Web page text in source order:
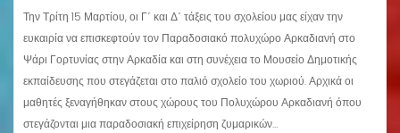
Την Τρίτη 15 Μαρτίου, οι Γ΄ και Δ΄ τάξεις του σχολείου μας είχαν την
ευκαιρία να επισκεφτούν τον Παραδοσιακό πολυχώρο Αρκαδιανή στο
Ψάρι Γορτυνίας στην Αρκαδία και στη συνέχεια το Μουσείο Δημοτικής
εκπαίδευσης που στεγάζεται στο παλιό σχολείο του χωριού. Αρχικά οι
μαθητές ξεναγήθηκαν στους χώρους του Πολυχώρου Αρκαδιανή όπου
στεγάζονται μια παραδοσιακή επιχείρηση ζυμαρικών…